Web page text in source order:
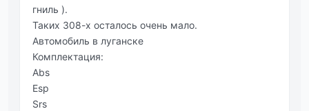
гниль ).
Таких 308-х осталось очень мало.
Автомобиль в луганске
Комплектация:
Abs
Esp
Srs